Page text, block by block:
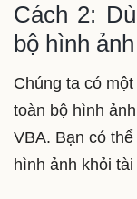
Cách 2:
bộ hình
Chúng ta có
toàn bộ hình
VBA. Bạn có
hình ảnh khỏi